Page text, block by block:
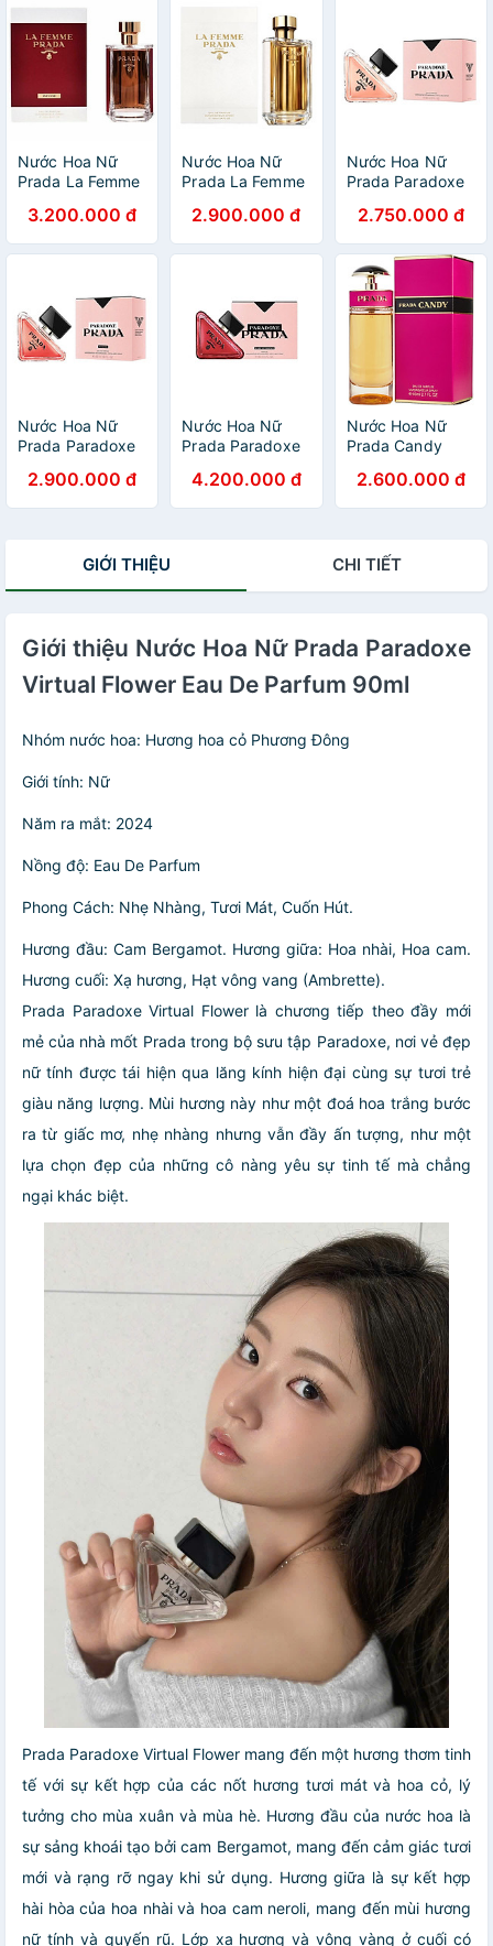
Nước Hoa Nữ
Prada La Femme
Parfum 100ml
3.200.000 đ
Nước Hoa Nữ
Prada La Femme
Parfum 100ml
2.900.000 đ
Nước Hoa Nữ
Prada Paradoxe
2.750.000 đ
Nước Hoa Nữ
Prada Paradoxe
Parfum
2.900.000 đ
Nước Hoa Nữ
Prada Paradoxe
Parfum 90ml
4.200.000 đ
Nước Hoa Nữ
Prada Candy
2.600.000 đ
GIỚI THIỆU CHI TIẾT
Giới thiệu Nước Hoa Nữ Prada Paradoxe
Virtual Flower Eau De Parfum 90ml
Nhóm nước hoa: Hương hoa cỏ Phương Đông
Giới tính: Nữ
Năm ra mắt: 2024
Nồng độ: Eau De Parfum
Phong Cách: Nhẹ Nhàng, Tươi Mát, Cuốn Hút.
Hương đầu: Cam Bergamot. Hương giữa: Hoa nhài, Hoa cam.
Hương cuối: Xạ hương, Hạt vông vang (Ambrette).
Prada Paradoxe Virtual Flower là chương tiếp theo đầy mới
mẻ của nhà mốt Prada trong bộ sưu tập Paradoxe, nơi vẻ đẹp
nữ tính được tái hiện qua lăng kính hiện đại cùng sự tươi trẻ
giàu năng lượng. Mùi hương này như một đoá hoa trắng bước
ra từ giấc mơ, nhẹ nhàng nhưng vẫn đầy ấn tượng, như một
lựa chọn đẹp của những cô nàng yêu sự tinh tế mà chẳng
ngại khác biệt.
Prada Paradoxe Virtual Flower mang đến một hương thơm tinh
tế với sự kết hợp của các nốt hương tươi mát và hoa cỏ, lý
tưởng cho mùa xuân và mùa hè. Hương đầu của nước hoa là
sự sảng khoái tạo bởi cam Bergamot, mang đến cảm giác tươi
mới và rạng rỡ ngay khi sử dụng. Hương giữa là sự kết hợp
hài hòa của hoa nhài và hoa cam neroli, mang đến mùi hương
nữ tính và quyến rũ. Lớp xạ hương và vông vàng ở cuối có